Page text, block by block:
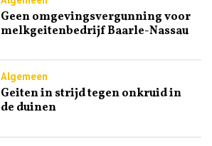
Geen omgevingsvergunning voor
melkgeitenbedrijf Baarle-Nassau
Algemeen
Geiten in strijd tegen onkruid in
de duinen